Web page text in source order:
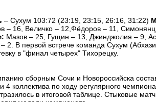
– Сухум 103:72 (23:19, 23:15, 26:16, 31:22)
– 16, Величко – 12,Фёдоров – 11,
Мазов – 25, Гущин – 13, Джинджолия – 9,
2. В первой встрече команда Сухум
в "финал четырех" Тихорецку.
сборным Сочи и Новороссийска
4 коллектива по ходу регулярного
в итоговой таблице. Стыковые